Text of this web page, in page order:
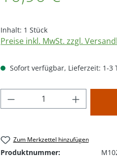
Inhalt: 1 Stück
Preise inkl. MwSt. zzgl.
Sofort verfügbar, Lieferzeit: 1-3
Produkt Anzahl:
Zum Merkzettel hinzufügen
Produktnummer: